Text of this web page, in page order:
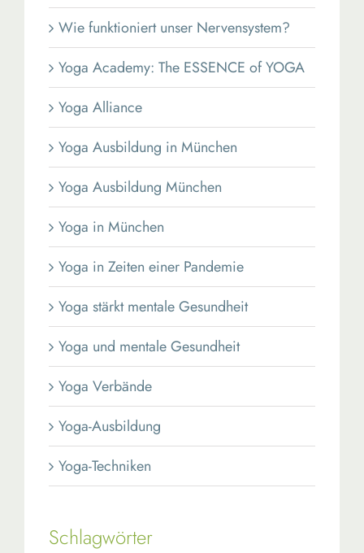
Wie funktioniert unser Nervensystem?
Yoga Academy: The ESSENCE of YOGA
Yoga Alliance
Yoga Ausbildung in München
Yoga Ausbildung München
Yoga in München
Yoga in Zeiten einer Pandemie
Yoga stärkt mentale Gesundheit
Yoga und mentale Gesundheit
Yoga Verbände
Yoga-Ausbildung
Yoga-Techniken
Schlagwörter